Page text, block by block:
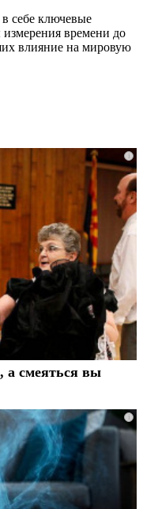
себе ключевые
времени до
влияние на мировую
i
а смеяться вы
i